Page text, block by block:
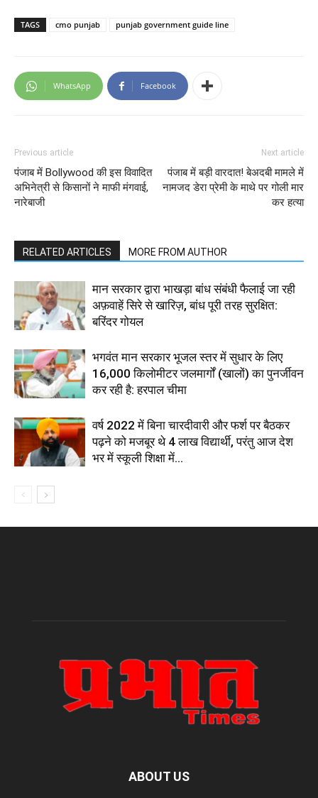
TAGS cmo punjab punjab government guide line
WhatsApp Facebook
Previous article
पंजाब में Bollywood की इस विवादित
अभिनेत्री से किसानों ने माफी मंगवाई,
नारेबाजी
Next article
पंजाब में बड़ी वारदात! बेअदबी मामले में
नामजद डेरा प्रेमी के माथे पर गोली मार
कर हत्या
RELATED ARTICLES MORE FROM AUTHOR
मान सरकार द्वारा भाखड़ा बांध संबंधी फैलाई जा रही
अफ़वाहें सिरे से खारिज़, बांध पूरी तरह सुरक्षित:
बरिंदर गोयल
भगवंत मान सरकार भूजल स्तर में सुधार के लिए
16,000 किलोमीटर जलमार्गों (खालों) का पुनर्जीवन
कर रही है: हरपाल चीमा
वर्ष 2022 में बिना चारदीवारी और फर्श पर बैठकर
पढ़ने को मजबूर थे 4 लाख विद्यार्थी, परंतु आज देश
भर में स्कूली शिक्षा में...
ABOUT US